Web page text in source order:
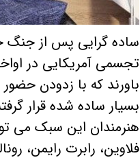
ساده گرایی پس از جنگ
باورند که با زدودن
بسیار ساده شده قرار
هنرمندان این سبک می
فلاوین، رابرت رایمن،